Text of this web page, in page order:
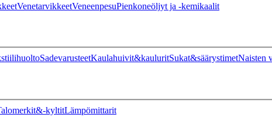
VenetarvikkeetVeneenpesuPienkoneöljyt ja -kemikaalit
SadevarusteetKaulahuivit&kauluritSukat&säärystimetNaisten
kyltitLämpömittarit